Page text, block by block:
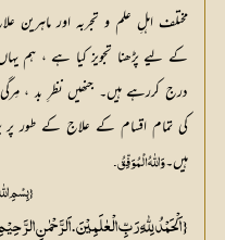
مختلف اہلِ علم و تجربہ اور
کے لیے پڑھنا تجویز کیا ہے ، ہم
درج کررہے ہیں۔ جنھیں نظرِ بد ،
کی تمام اقسام کے علاج کے طور پر
ہیں۔ وَ اللّٰہُ الْمُوَفِّقُ۔
{ بِسْمِ
{ اَلْحَمْدُ لِلّٰہِ رَبِّ الْعٰلَمِیْنَ . اَلرَّحْمٰنِ